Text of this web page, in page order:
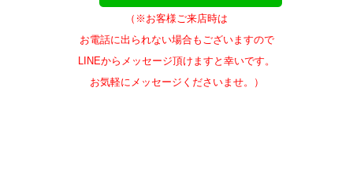
（※お客様ご来店時は
お電話に出られない場合もございますので
LINEからメッセージ頂けますと幸いです。
お気軽にメッセージくださいませ。）